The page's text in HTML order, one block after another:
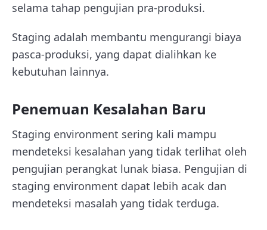
selama tahap pengujian pra-produksi.
Staging adalah membantu mengurangi biaya
pasca-produksi, yang dapat dialihkan ke
kebutuhan lainnya.
Penemuan Kesalahan Baru
Staging environment sering kali mampu
mendeteksi kesalahan yang tidak terlihat oleh
pengujian perangkat lunak biasa. Pengujian di
staging environment dapat lebih acak dan
mendeteksi masalah yang tidak terduga.